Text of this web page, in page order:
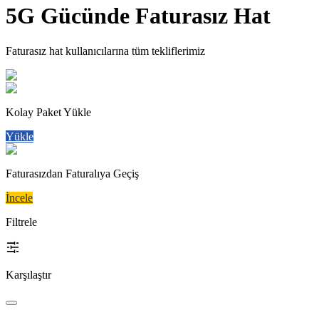
5G Gücünde Faturasız Hat
Faturasız hat kullanıcılarına tüm tekliflerimiz
Kolay Paket Yükle
Yükle
Faturasızdan Faturalıya Geçiş
İncele
Filtrele
Karşılaştır